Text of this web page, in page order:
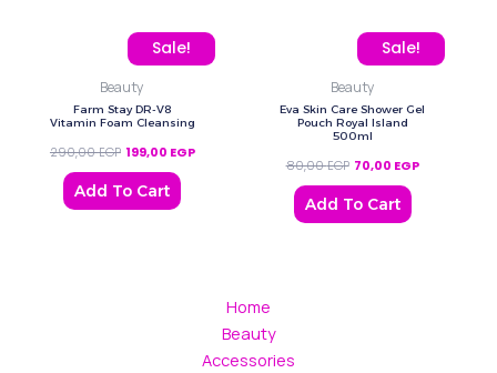
Sale!
Beauty
Farm Stay DR-V8
Vitamin Foam Cleansing
290,00EGP
Original price was: 290,00 EGP.
199,00 EGP
Current price is: 199,00 EGP.
Add To Cart
Sale!
Beauty
Eva Skin Care Shower Gel
Pouch Royal Island
500ml
80,00EGP
Original price was:
70,00 EGP
Current price
Add To Cart
Home
Beauty
Accessories